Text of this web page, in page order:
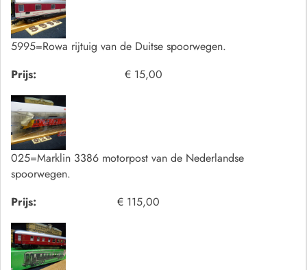
5995=Rowa rijtuig van de Duitse spoorwegen.
Prijs:
€ 15,00
025=Marklin 3386 motorpost van de Nederlandse
spoorwegen.
Prijs:
€ 115,00